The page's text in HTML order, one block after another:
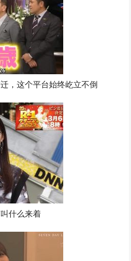
，这个平台始终屹立不倒
什么来着